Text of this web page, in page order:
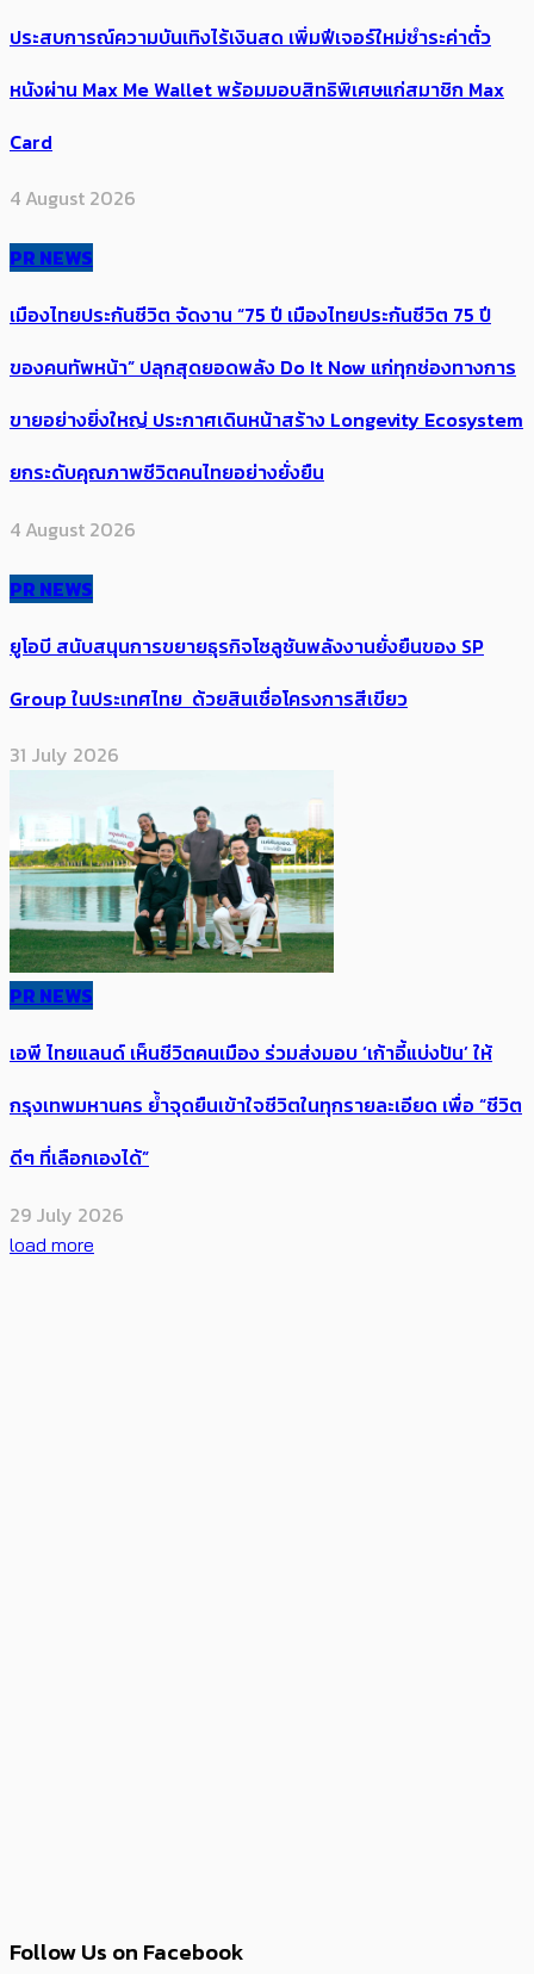
ประสบการณ์ความบันเทิงไร้เงินสด เพิ่มฟีเจอร์ใหม่ชำระค่าตั๋ว
หนังผ่าน Max Me Wallet พร้อมมอบสิทธิพิเศษแก่สมาชิก Max
Card
4 August 2026
PR NEWS
เมืองไทยประกันชีวิต จัดงาน “75 ปี เมืองไทยประกันชีวิต 75 ปี
ของคนทัพหน้า” ปลุกสุดยอดพลัง Do It Now แก่ทุกช่องทางการ
ขายอย่างยิ่งใหญ่ ประกาศเดินหน้าสร้าง Longevity Ecosystem
ยกระดับคุณภาพชีวิตคนไทยอย่างยั่งยืน
4 August 2026
PR NEWS
ยูโอบี สนับสนุนการขยายธุรกิจโซลูชันพลังงานยั่งยืนของ SP
Group ในประเทศไทย ด้วยสินเชื่อโครงการสีเขียว
31 July 2026
PR NEWS
เอพี ไทยแลนด์ เห็นชีวิตคนเมือง ร่วมส่งมอบ ‘เก้าอี้แบ่งปัน’ ให้
กรุงเทพมหานคร ย้ำจุดยืนเข้าใจชีวิตในทุกรายละเอียด เพื่อ “ชีวิต
ดีๆ ที่เลือกเองได้”
29 July 2026
load more
Follow Us on Facebook